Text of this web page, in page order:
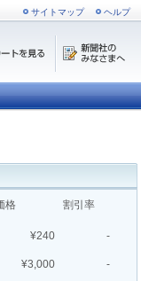
サイトマップ ヘルプ
格 割引率
¥240 -
¥3,000 -